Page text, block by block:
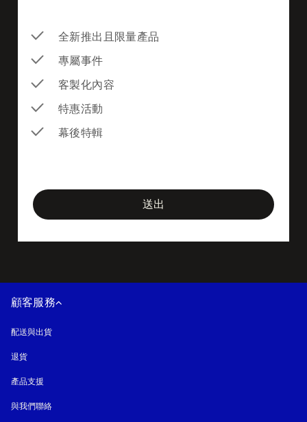
全新推出且限量產品
專屬事件
客製化內容
特惠活動
幕後特輯
送出
顧客服務
配送與出貨
退貨
產品支援
與我們聯絡